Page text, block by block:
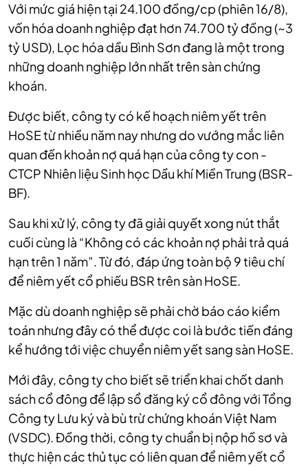
Với mức giá hiện tại 24.100 đồng/cp (phiên 16/8),
vốn hóa doanh nghiệp đạt hơn 74.700 tỷ đồng (~3
tỷ USD), Lọc hóa dầu Bình Sơn đang là một trong
những doanh nghiệp lớn nhất trên sàn chứng
khoán.
Được biết, công ty có kế hoạch niêm yết trên
HoSE từ nhiều năm nay nhưng do vướng mắc liên
quan đến khoản nợ quá hạn của công ty con -
CTCP Nhiên liệu Sinh học Dầu khí Miền Trung (BSR-
BF).
Sau khi xử lý, công ty đã giải quyết xong nút thắt
cuối cùng là “Không có các khoản nợ phải trả quá
hạn trên 1 năm”. Từ đó, đáp ứng toàn bộ 9 tiêu chí
để niêm yết cổ phiếu BSR trên sàn HoSE.
Mặc dù doanh nghiệp sẽ phải chờ báo cáo kiểm
toán nhưng đây có thể được coi là bước tiến đáng
kể hướng tới việc chuyển niêm yết sang sàn HoSE.
Mới đây, công ty cho biết sẽ triển khai chốt danh
sách cổ đông để lập sổ đăng ký cổ đông với Tổng
Công ty Lưu ký và bù trừ chứng khoán Việt Nam
(VSDC). Đồng thời, công ty chuẩn bị nộp hồ sơ và
thực hiện các thủ tục có liên quan để niêm yết cổ